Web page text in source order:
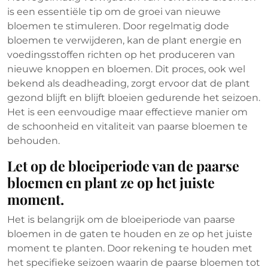
is een essentiële tip om de groei van nieuwe
bloemen te stimuleren. Door regelmatig dode
bloemen te verwijderen, kan de plant energie en
voedingsstoffen richten op het produceren van
nieuwe knoppen en bloemen. Dit proces, ook wel
bekend als deadheading, zorgt ervoor dat de plant
gezond blijft en blijft bloeien gedurende het seizoen.
Het is een eenvoudige maar effectieve manier om
de schoonheid en vitaliteit van paarse bloemen te
behouden.
Let op de bloeiperiode van de paarse
bloemen en plant ze op het juiste
moment.
Het is belangrijk om de bloeiperiode van paarse
bloemen in de gaten te houden en ze op het juiste
moment te planten. Door rekening te houden met
het specifieke seizoen waarin de paarse bloemen tot